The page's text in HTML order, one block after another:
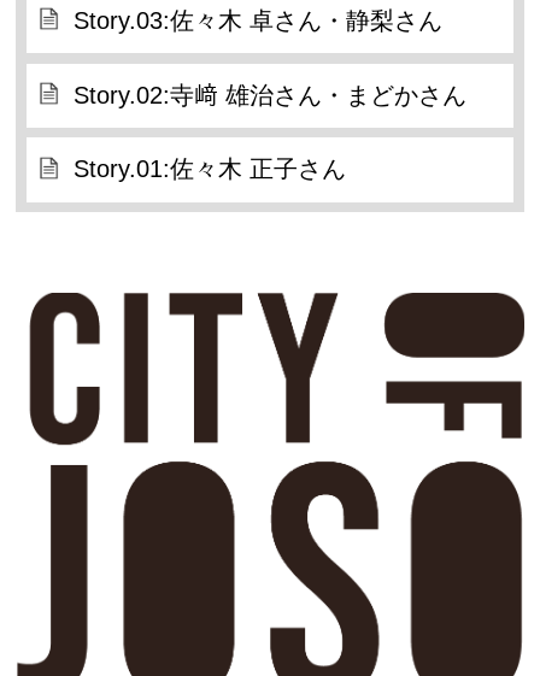
Story.03:佐々木 卓さん・静梨さん
Story.02:寺﨑 雄治さん・まどかさん
Story.01:佐々木 正子さん